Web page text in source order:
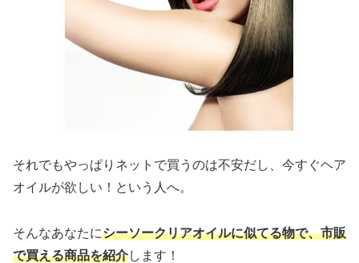
それでもやっぱりネットで買うのは不安だし、今すぐヘア
オイルが欲しい！という人へ。
そんなあなたにシーソークリアオイルに似てる物で、市販
で買える商品を紹介します！